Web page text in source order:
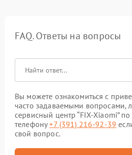
FAQ. Ответы на вопросы
Вы можете ознакомиться с
часто задаваемыми вопросами,
сервисный центр “FIX-Xiaomi”
телефону+7 (391) 216-92-39
свой вопрос.